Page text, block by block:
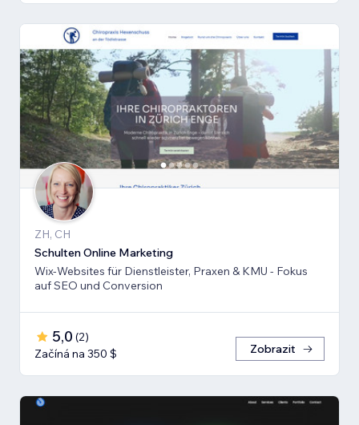
ZH, CH
Schulten Online Marketing
Wix-Websites für Dienstleister, Praxen & KMU - Fokus
auf SEO und Conversion
5,0 (2)
Začíná na 350 $
Zobrazit